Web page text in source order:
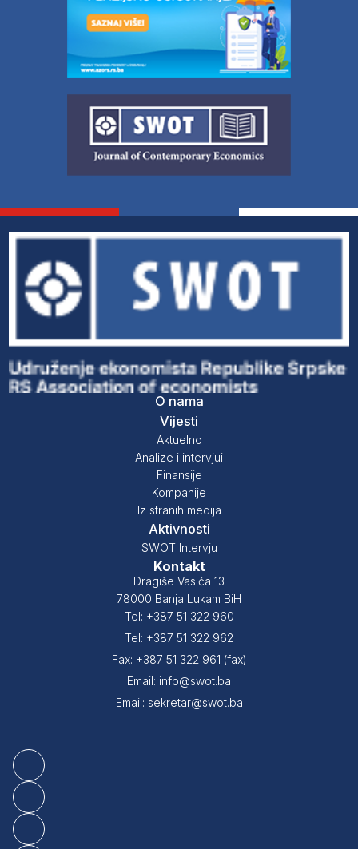
O nama
Vijesti
Aktuelno
Analize i intervjui
Finansije
Kompanije
Iz stranih medija
Aktivnosti
SWOT Intervju
Kontakt
Dragiše Vasića 13
78000 Banja Lukam BiH
Tel: +387 51 322 960
Tel: +387 51 322 962
Fax: +387 51 322 961 (fax)
Email: info@swot.ba
Email: sekretar@swot.ba